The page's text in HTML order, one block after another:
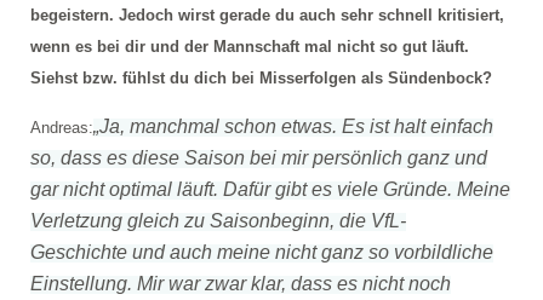
begeistern. Jedoch wirst gerade du auch sehr schnell kritisiert,
wenn es bei dir und der Mannschaft mal nicht so gut läuft.
Siehst bzw. fühlst du dich bei Misserfolgen als Sündenbock?
Andreas:„Ja, manchmal schon etwas. Es ist halt einfach
so, dass es diese Saison bei mir persönlich ganz und
gar nicht optimal läuft. Dafür gibt es viele Gründe. Meine
Verletzung gleich zu Saisonbeginn, die VfL-
Geschichte und auch meine nicht ganz so vorbildliche
Einstellung. Mir war zwar klar, dass es nicht noch